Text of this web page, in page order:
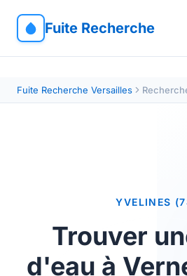
Fuite Recherche
Fuite Recherche Versailles
YVELINES
Trouver
d'eau à